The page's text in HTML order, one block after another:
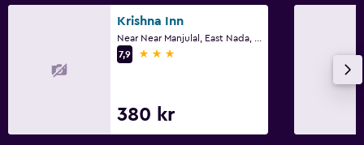
Krishna Inn
7,9
3 stjärnor
380 kr